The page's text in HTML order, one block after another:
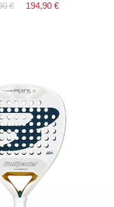
€
194,90 €